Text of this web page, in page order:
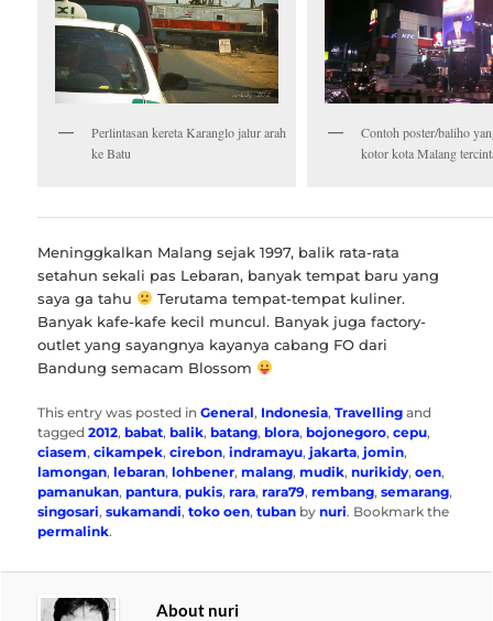
Perlintasan kereta Karanglo jalur arah
ke Batu
Contoh poster/baliho
kotor kota Malang
Meninggkalkan Malang sejak 1997, balik rata-rata
setahun sekali pas Lebaran, banyak tempat baru yang
saya ga tahu
Terutama tempat-tempat kuliner.
Banyak kafe-kafe kecil muncul. Banyak juga factory-
outlet yang sayangnya kayanya cabang FO dari
Bandung semacam Blossom
This entry was posted inGeneral, Indonesia,Travelling and
tagged2012,babat,balik,batang,blora,bojonegoro,cepu,
ciasem,cikampek,cirebon,indramayu,jakarta,jomin,
lamongan,lebaran,lohbener,malang,mudik,nurikidy,oen,
pamanukan,pantura,pukis,rara,rara79,rembang,semarang,
singosari,sukamandi,toko oen,tuban bynuri. Bookmark the
permalink.
About nuri